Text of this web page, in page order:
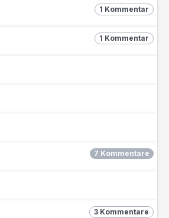
1 Kommentar
1 Kommentar
7 Kommentare
3 Kommentare